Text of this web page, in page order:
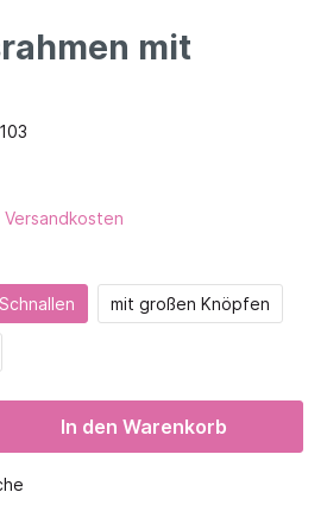
mit
mit großen Knöpfen
In den Warenkorb